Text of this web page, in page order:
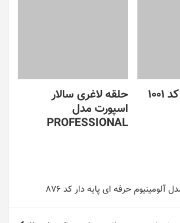
حلقه لاغری سالار
اسپورت مدل
PROFESSIONAL
آلومینیوم حرفه ای پایه دار کد 876